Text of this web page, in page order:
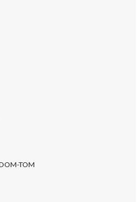
TOM